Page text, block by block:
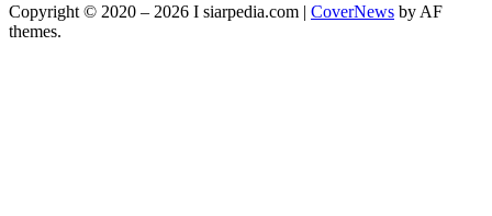
Copyright © 2020 – 2026 I siarpedia.com | CoverNews by AF
themes.